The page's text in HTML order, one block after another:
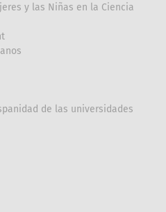
y las Niñas en la Ciencia
de las universidades